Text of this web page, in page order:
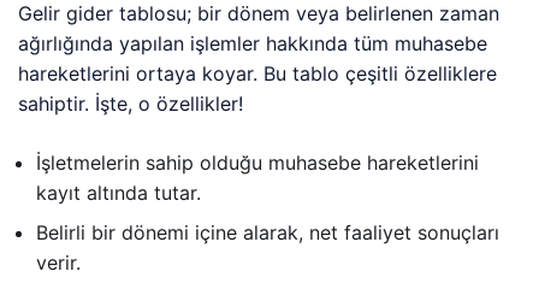
Gelir gider tablosu; bir dönem veya belirlenen zaman
ağırlığında yapılan işlemler hakkında tüm muhasebe
hareketlerini ortaya koyar. Bu tablo çeşitli özelliklere
sahiptir. İşte, o özellikler!
İşletmelerin sahip olduğu muhasebe hareketlerini
kayıt altında tutar.
Belirli bir dönemi içine alarak, net faaliyet sonuçları
verir.